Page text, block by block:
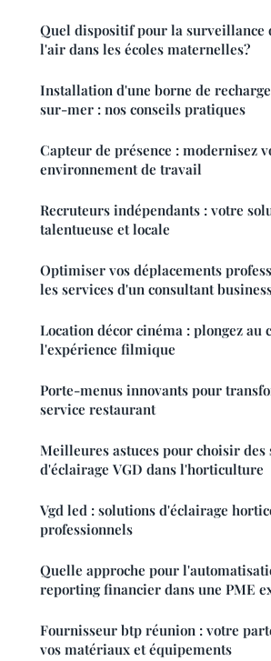
Quel dispositif pour la surveillance
l'air dans les écoles maternelles?
Installation d'une borne de
sur-mer : nos conseils pratiques
Capteur de présence : modernisez
environnement de travail
Recruteurs indépendants : votre
talentueuse et locale
Optimiser vos déplacements
les services d'un consultant
Location décor cinéma : plongez au
l'expérience filmique
Porte-menus innovants pour
service restaurant
Meilleures astuces pour choisir des
d'éclairage VGD dans l'horticulture
Vgd led : solutions d'éclairage
professionnels
Quelle approche pour
reporting financier dans une PME
Fournisseur btp réunion : votre
vos matériaux et équipements